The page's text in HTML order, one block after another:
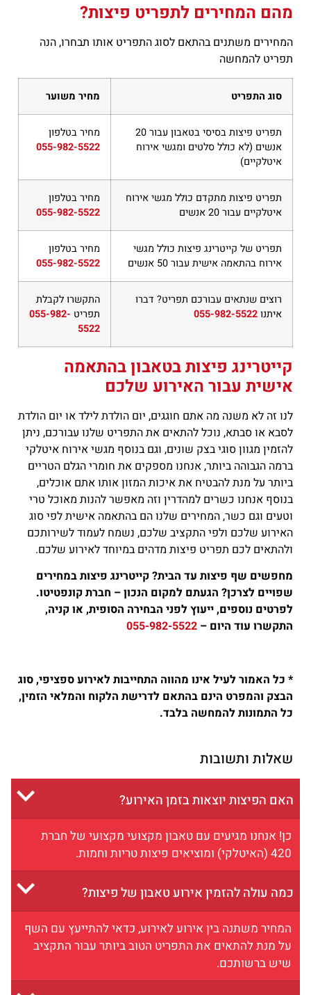
מהם המחירים לתפריט פיצות?
המחירים משתנים בהתאם לסוג התפריט אותו תבחרו, הנה
תפריט להמחשה
סוג התפריט מחיר משוער
תפריט פיצות בסיסי בטאבון עבור 20
אנשים (לא כולל סלטים ומגשי אירוח
איטלקיים)
מחיר בטלפון
055-982-5522
תפריט פיצות מתקדם כולל מגשי אירוח
איטלקיים עבור 20 אנשים
מחיר בטלפון
055-982-5522
תפריט של קייטרינג פיצות כולל מגשי
אירוח בהתאמה אישית עבור 50 אנשים
מחיר בטלפון
055-982-5522
רוצים שנתאים עבורכם תפריט? דברו
איתנו055-982-5522
התקשרו לקבלת
תפריט055-982-
5522
קייטרינג פיצות בטאבון בהתאמה
אישית עבור האירוע שלכם
לנו זה לא משנה מה אתם חוגגים, יום הולדת לילד או יום הולדת
לסבא או סבתא, נוכל להתאים את התפריט שלנו עבורכם, ניתן
להזמין מגוון סוגי בצק שונים, וגם בנוסף מגשי אירוח איטלקי
ברמה הגבוהה ביותר, אנחנו מספקים את חומרי הגלם הטריים
ביותר על מנת להבטיח את איכות המזון אותו אתם אוכלים,
בנוסף אנחנו כשרים למהדרין וזה מאפשר להנות מאוכל טרי
וטעים וגם כשר, המחירים שלנו הם בהתאמה אישית לפי סוג
האירוע שלכם ולפי התקציב שלכם, נשמח לעמוד לשירותכם
ולהתאים לכם תפריט פיצות מדהים במיוחד לאירוע שלכם.
מחפשים שף פיצות עד הבית? קייטרינג פיצות במחירים
שפויים לצרכן? הגעתם למקום הנכון – חברת קונפטיטו.
לפרטים נוספים, ייעוץ לפני הבחירה הסופית, או קניה,
התקשרו עוד היום – 055-982-5522
* כל האמור לעיל אינו מהווה התחייבות לאירוע ספציפי, סוג
הבצק והמפרט הינם בהתאם לדרישת הלקוח והמלאי הזמין,
כל התמונות להמחשה בלבד.
שאלות ותשובות
האם הפיצות יוצאות בזמן האירוע?
כן! אנחנו מגיעים עם טאבון מקצועי מקצועי של חברת
420 (האיטלקי) ומוציאים פיצות טריות וחמות.
כמה עולה להזמין אירוע טאבון של פיצות?
המחיר משתנה בין אירוע לאירוע, כדאי להתייעץ עם השף
על מנת להתאים את התפריט הטוב ביותר עבור התקציב
שיש ברשותכם.